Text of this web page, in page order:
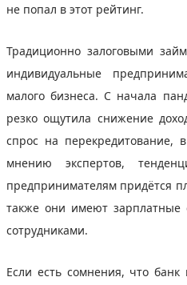
не попал в этот рейтинг.
Традиционно залоговыми
индивидуальные
малого бизнеса. С начала
резко ощутила снижение
спрос на перекредитование,
мнению экспертов,
предпринимателям придётся
также они имеют зарплатные
сотрудниками.
Если есть сомнения, что